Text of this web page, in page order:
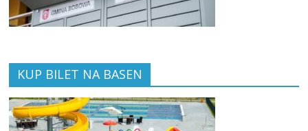
KUP BILET NA BASEN